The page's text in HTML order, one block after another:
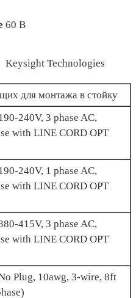
60 В
Keysight Technologies
для монтажа в стойку
240V, 3 phase AC,
with LINE CORD OPT
240V, 1 phase AC,
with LINE CORD OPT
415V, 3 phase AC,
with LINE CORD OPT
Plug, 10awg, 3-wire, 8ft